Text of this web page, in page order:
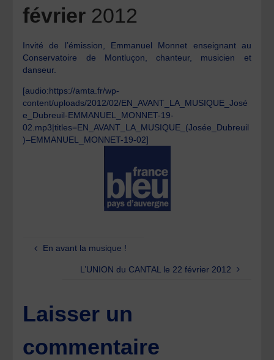
février 2012
Invité de l’émission, Emmanuel Monnet enseignant au
Conservatoire de Montluçon, chanteur, musicien et
danseur.
[audio:https://amta.fr/wp-
content/uploads/2012/02/EN_AVANT_LA_MUSIQUE_José
e_Dubreuil-EMMANUEL_MONNET-19-
02.mp3|titles=EN_AVANT_LA_MUSIQUE_(Josée_Dubreuil
)–EMMANUEL_MONNET-19-02]
En avant la musique !
L’UNION du CANTAL le 22 février 2012
Laisser un
commentaire